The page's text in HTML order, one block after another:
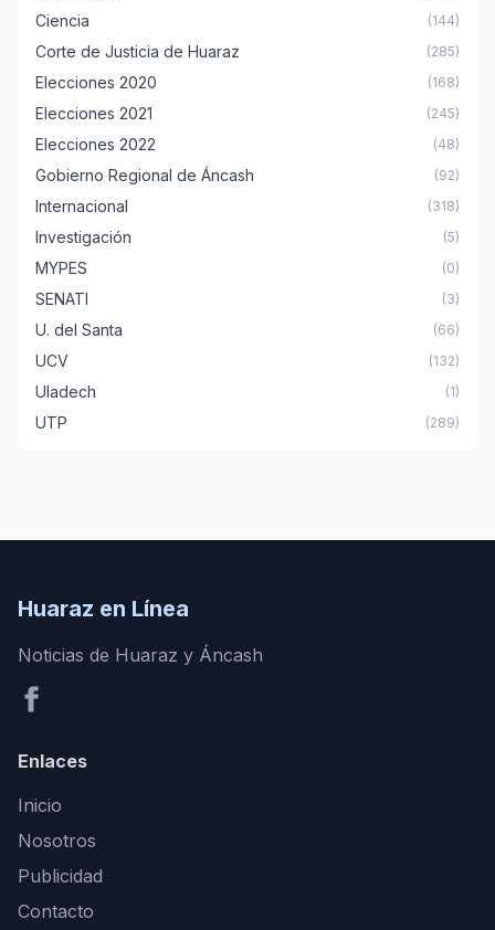
Ciencia (144)
Corte de Justicia de Huaraz (285)
Elecciones 2020 (168)
Elecciones 2021 (245)
Elecciones 2022 (48)
Gobierno Regional de Áncash (92)
Internacional (318)
Investigación (5)
MYPES (0)
SENATI (3)
U. del Santa (66)
UCV (132)
Uladech (1)
UTP (289)
Huaraz en Línea
Noticias de Huaraz y Áncash
Enlaces
Inicio
Nosotros
Publicidad
Contacto